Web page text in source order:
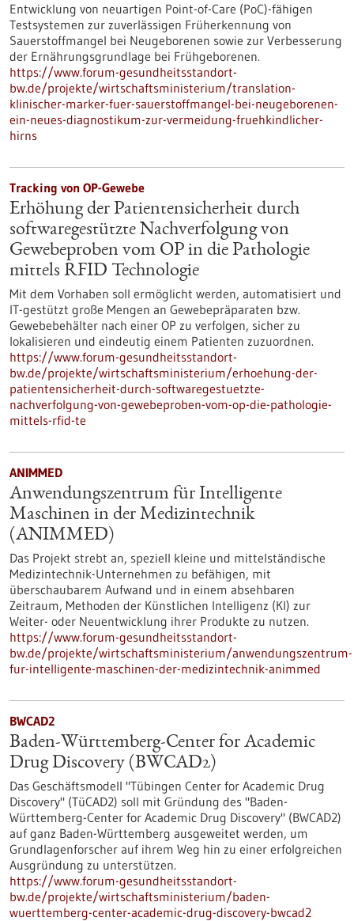
Entwicklung von neuartigen Point-of-Care (PoC)-fähigen
Testsystemen zur zuverlässigen Früherkennung von
Sauerstoffmangel bei Neugeborenen sowie zur Verbesserung
der Ernährungsgrundlage bei Frühgeborenen.
https://www.forum-gesundheitsstandort-
bw.de/projekte/wirtschaftsministerium/translation-
klinischer-marker-fuer-sauerstoffmangel-bei-neugeborenen-
ein-neues-diagnostikum-zur-vermeidung-fruehkindlicher-
hirns
Tracking von OP-Gewebe
Erhöhung der Patientensicherheit durch
softwaregestützte Nachverfolgung von
Gewebeproben vom OP in die Pathologie
mittels RFID Technologie
Mit dem Vorhaben soll ermöglicht werden, automatisiert und
IT-gestützt große Mengen an Gewebepräparaten bzw.
Gewebebehälter nach einer OP zu verfolgen, sicher zu
lokalisieren und eindeutig einem Patienten zuzuordnen.
https://www.forum-gesundheitsstandort-
bw.de/projekte/wirtschaftsministerium/erhoehung-der-
patientensicherheit-durch-softwaregestuetzte-
nachverfolgung-von-gewebeproben-vom-op-die-pathologie-
mittels-rfid-te
ANIMMED
Anwendungszentrum für Intelligente
Maschinen in der Medizintechnik
(ANIMMED)
Das Projekt strebt an, speziell kleine und mittelständische
Medizintechnik-Unternehmen zu befähigen, mit
überschaubarem Aufwand und in einem absehbaren
Zeitraum, Methoden der Künstlichen Intelligenz (KI) zur
Weiter- oder Neuentwicklung ihrer Produkte zu nutzen.
https://www.forum-gesundheitsstandort-
bw.de/projekte/wirtschaftsministerium/anwendungszentrum-
fur-intelligente-maschinen-der-medizintechnik-animmed
BWCAD2
Baden-Württemberg-Center for Academic
Drug Discovery (BWCAD2)
Das Geschäftsmodell "Tübingen Center for Academic Drug
Discovery" (TüCAD2) soll mit Gründung des "Baden-
Württemberg-Center for Academic Drug Discovery" (BWCAD2)
auf ganz Baden-Württemberg ausgeweitet werden, um
Grundlagenforscher auf ihrem Weg hin zu einer erfolgreichen
Ausgründung zu unterstützen.
https://www.forum-gesundheitsstandort-
bw.de/projekte/wirtschaftsministerium/baden-
wuerttemberg-center-academic-drug-discovery-bwcad2